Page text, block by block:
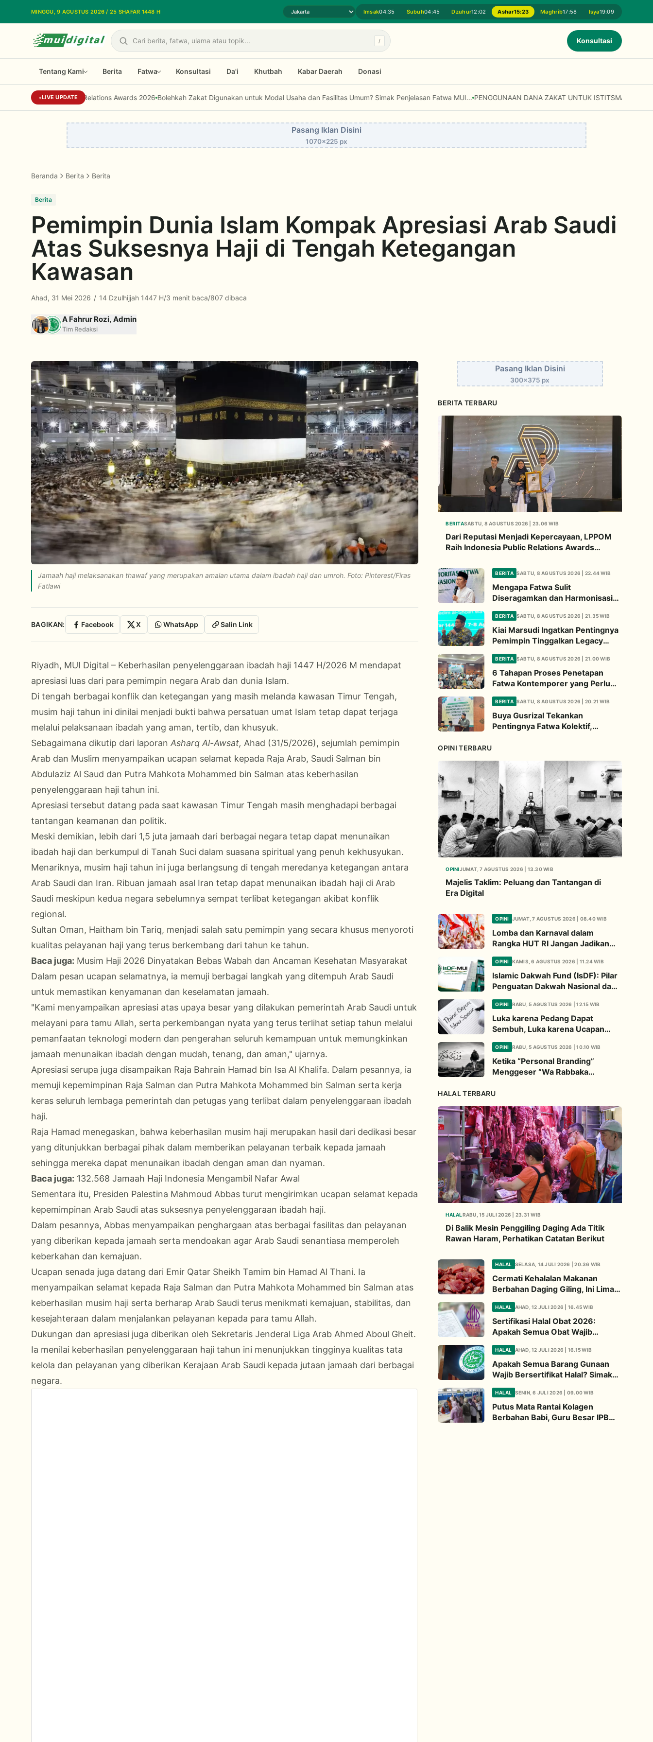
MINGGU, 9 AGUSTUS 2026 / 25 SHAFAR 1448 H Pilih daerah jadwal sholat Imsak04:35 Subuh04:45 Dzuhur12:02 Ashar15:23 Maghrib17:58 Isya19:09
Cari
/ Konsultasi
Tentang Kami Berita Fatwa Konsultasi Da'i Khutbah Kabar Daerah Donasi
LIVE UPDATE Dari Reputasi Menjadi Kepercayaan, LPPOM Raih Indonesia Public Relations Awards 2026 Bolehkah Zakat Digunakan untuk Modal Usaha dan Fasilitas Umum? Simak
Pasang Iklan Disini
1070x225 px
Beranda Berita Berita
Berita
Pemimpin Dunia Islam Kompak Apresiasi Arab Saudi
Atas Suksesnya Haji di Tengah Ketegangan
Kawasan
Ahad, 31 Mei 2026 / 14 Dzulhijjah 1447 H/3 menit baca/807 dibaca
A Fahrur Rozi, Admin
Tim Redaksi
Jamaah haji melaksanakan thawaf yang merupakan amalan utama dalam ibadah haji dan umroh. Foto: Pinterest/Firas
Fatlawi
BAGIKAN: Facebook X WhatsApp Salin Link
Riyadh, MUI Digital – Keberhasilan penyelenggaraan ibadah haji 1447 H/2026 M mendapat
apresiasi luas dari para pemimpin negara Arab dan dunia Islam.
Di tengah berbagai konflik dan ketegangan yang masih melanda kawasan Timur Tengah,
musim haji tahun ini dinilai menjadi bukti bahwa persatuan umat Islam tetap dapat terjaga
melalui pelaksanaan ibadah yang aman, tertib, dan khusyuk.
Sebagaimana dikutip dari laporan Asharq Al-Awsat, Ahad (31/5/2026), sejumlah pemimpin
Arab dan Muslim menyampaikan ucapan selamat kepada Raja Arab, Saudi Salman bin
Abdulaziz Al Saud dan Putra Mahkota Mohammed bin Salman atas keberhasilan
penyelenggaraan haji tahun ini.
Apresiasi tersebut datang pada saat kawasan Timur Tengah masih menghadapi berbagai
tantangan keamanan dan politik.
Meski demikian, lebih dari 1,5 juta jamaah dari berbagai negara tetap dapat menunaikan
ibadah haji dan berkumpul di Tanah Suci dalam suasana spiritual yang penuh kekhusyukan.
Menariknya, musim haji tahun ini juga berlangsung di tengah meredanya ketegangan antara
Arab Saudi dan Iran. Ribuan jamaah asal Iran tetap dapat menunaikan ibadah haji di Arab
Saudi meskipun kedua negara sebelumnya sempat terlibat ketegangan akibat konflik
regional.
Sultan Oman, Haitham bin Tariq, menjadi salah satu pemimpin yang secara khusus menyoroti
kualitas pelayanan haji yang terus berkembang dari tahun ke tahun.
Baca juga: Musim Haji 2026 Dinyatakan Bebas Wabah dan Ancaman Kesehatan Masyarakat
Dalam pesan ucapan selamatnya, ia memuji berbagai langkah yang ditempuh Arab Saudi
untuk memastikan kenyamanan dan keselamatan jamaah.
"Kami menyampaikan apresiasi atas upaya besar yang dilakukan pemerintah Arab Saudi untuk
melayani para tamu Allah, serta perkembangan nyata yang terus terlihat setiap tahun melalui
pemanfaatan teknologi modern dan pengerahan seluruh kemampuan untuk memungkinkan
jamaah menunaikan ibadah dengan mudah, tenang, dan aman," ujarnya.
Apresiasi serupa juga disampaikan Raja Bahrain Hamad bin Isa Al Khalifa. Dalam pesannya, ia
memuji kepemimpinan Raja Salman dan Putra Mahkota Mohammed bin Salman serta kerja
keras seluruh lembaga pemerintah dan petugas yang terlibat dalam penyelenggaraan ibadah
haji.
Raja Hamad menegaskan, bahwa keberhasilan musim haji merupakan hasil dari dedikasi besar
yang ditunjukkan berbagai pihak dalam memberikan pelayanan terbaik kepada jamaah
sehingga mereka dapat menunaikan ibadah dengan aman dan nyaman.
Baca juga: 132.568 Jamaah Haji Indonesia Mengambil Nafar Awal
Sementara itu, Presiden Palestina Mahmoud Abbas turut mengirimkan ucapan selamat kepada
kepemimpinan Arab Saudi atas suksesnya penyelenggaraan ibadah haji.
Dalam pesannya, Abbas menyampaikan penghargaan atas berbagai fasilitas dan pelayanan
yang diberikan kepada jamaah serta mendoakan agar Arab Saudi senantiasa memperoleh
keberkahan dan kemajuan.
Ucapan senada juga datang dari Emir Qatar Sheikh Tamim bin Hamad Al Thani. Ia
menyampaikan selamat kepada Raja Salman dan Putra Mahkota Mohammed bin Salman atas
keberhasilan musim haji serta berharap Arab Saudi terus menikmati kemajuan, stabilitas, dan
kesejahteraan dalam menjalankan pelayanan kepada para tamu Allah.
Dukungan dan apresiasi juga diberikan oleh Sekretaris Jenderal Liga Arab Ahmed Aboul Gheit.
Ia menilai keberhasilan penyelenggaraan haji tahun ini menunjukkan tingginya kualitas tata
kelola dan pelayanan yang diberikan Kerajaan Arab Saudi kepada jutaan jamaah dari berbagai
negara.
Pasang Iklan Disini
300x375 px
BERITA TERBARU
BERITASABTU, 8 AGUSTUS 2026 | 23.06 WIB
Dari Reputasi Menjadi Kepercayaan, LPPOM
Raih Indonesia Public Relations Awards
BERITA SABTU, 8 AGUSTUS 2026 | 22.44 WIB
Mengapa Fatwa Sulit
Diseragamkan dan Harmonisasi
Manhaj Penting? Ini Penjelasan
Kiai Cholil
BERITA SABTU, 8 AGUSTUS 2026 | 21.35 WIB
Kiai Marsudi Ingatkan Pentingnya
Pemimpin Tinggalkan Legacy
Nyata untuk Umat
BERITA SABTU, 8 AGUSTUS 2026 | 21.00 WIB
6 Tahapan Proses Penetapan
Fatwa Kontemporer yang Perlu
Diperhatikan
BERITA SABTU, 8 AGUSTUS 2026 | 20.21 WIB
Buya Gusrizal Tekankan
Pentingnya Fatwa Kolektif,
OPINI TERBARU
OPINIJUMAT, 7 AGUSTUS 2026 | 13.30 WIB
Majelis Taklim: Peluang dan Tantangan di
Era Digital
OPINI JUMAT, 7 AGUSTUS 2026 | 08.40 WIB
Lomba dan Karnaval dalam
Rangka HUT RI Jangan Jadikan
Ajang Judi dan Kampanye LGBT
OPINI KAMIS, 6 AGUSTUS 2026 | 11.24 WIB
Islamic Dakwah Fund (IsDF): Pilar
Penguatan Dakwah Nasional dan
Jembatan Kepedulian Umat
Global
OPINI RABU, 5 AGUSTUS 2026 | 12.15 WIB
Luka karena Pedang Dapat
Sembuh, Luka karena Ucapan
Dapat Diwariskan
OPINI RABU, 5 AGUSTUS 2026 | 10.10 WIB
Ketika “Personal Branding”
Menggeser “Wa Rabbaka
HALAL TERBARU
HALALRABU, 15 JULI 2026 | 23.31 WIB
Di Balik Mesin Penggiling Daging Ada Titik
Rawan Haram, Perhatikan Catatan Berikut
HALAL SELASA, 14 JULI 2026 | 20.36 WIB
Cermati Kehalalan Makanan
Berbahan Daging Giling, Ini Lima
Diperhatikan
HALAL AHAD, 12 JULI 2026 | 16.45 WIB
Sertifikasi Halal Obat 2026:
Apakah Semua Obat Wajib
Penjelasannya
HALAL AHAD, 12 JULI 2026 | 16.15 WIB
Apakah Semua Barang Gunaan
Wajib Bersertifikat Halal? Simak
HALAL SENIN, 6 JULI 2026 | 09.00 WIB
Putus Mata Rantai Kolagen
Berbahan Babi, Guru Besar IPB